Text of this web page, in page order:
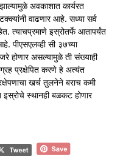
अवकाशात कार्यरत
वाढणार आहे. सध्या सर्व
त्याचप्रमाणे इस्रोतर्फे आतापर्यंत
पीएसएलव्ही सी ३७च्या
होणार असल्यामुळे ती संख्याही
प्रक्षेपित करणे हे अत्यंत
खर्च तुलनेने बराच कमी
इस्रोचे स्थानही बळकट होणार